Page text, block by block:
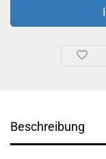
Beschreibung